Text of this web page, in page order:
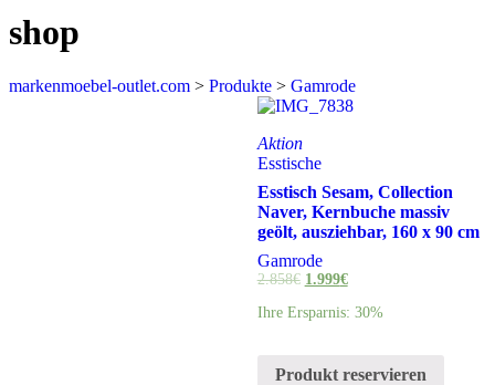
shop
markenmoebel-outlet.com > Produkte > Gamrode
Aktion
Esstische
Esstisch Sesam, Collection
Naver, Kernbuche massiv
geölt, ausziehbar, 160 x 90 cm
Gamrode
2.858€ 1.999€
Ihre Ersparnis: 30%
Produkt reservieren